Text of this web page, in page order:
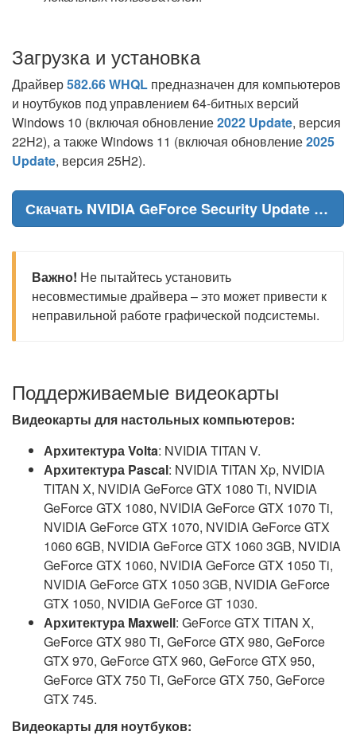
Загрузка и установка
Драйвер582.66 WHQL предназначен для компьютеров
и ноутбуков под управлением 64-битных версий
Windows 10 (включая обновление2022 Update, версия
22H2), а также Windows 11 (включая обновление2025
Update, версия 25H2).
Скачать NVIDIA GeForce Security Update Driver 582.66 WHQL
Важно! Не пытайтесь установить
несовместимые драйвера – это может привести к
неправильной работе графической подсистемы.
Поддерживаемые видеокарты
Видеокарты для настольных компьютеров:
Архитектура Volta: NVIDIA TITAN V.
Архитектура Pascal: NVIDIA TITAN Xp, NVIDIA
TITAN X, NVIDIA GeForce GTX 1080 Ti, NVIDIA
GeForce GTX 1080, NVIDIA GeForce GTX 1070 Ti,
NVIDIA GeForce GTX 1070, NVIDIA GeForce GTX
1060 6GB, NVIDIA GeForce GTX 1060 3GB, NVIDIA
GeForce GTX 1060, NVIDIA GeForce GTX 1050 Ti,
NVIDIA GeForce GTX 1050 3GB, NVIDIA GeForce
GTX 1050, NVIDIA GeForce GT 1030.
Архитектура Maxwell: GeForce GTX TITAN X,
GeForce GTX 980 Ti, GeForce GTX 980, GeForce
GTX 970, GeForce GTX 960, GeForce GTX 950,
GeForce GTX 750 Ti, GeForce GTX 750, GeForce
GTX 745.
Видеокарты для ноутбуков: